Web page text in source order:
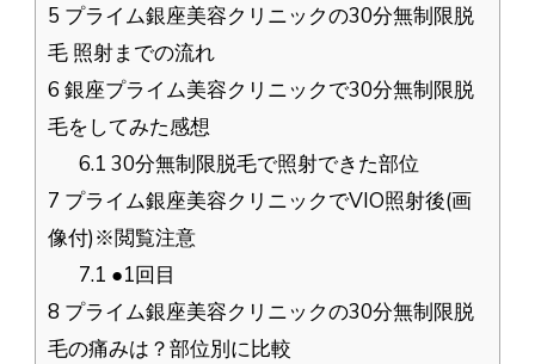
5 プライム銀座美容クリニックの30分無制限脱
毛 照射までの流れ
6 銀座プライム美容クリニックで30分無制限脱
毛をしてみた感想
6.1 30分無制限脱毛で照射できた部位
7 プライム銀座美容クリニックでVIO照射後(画
像付)※閲覧注意
7.1 ●1回目
8 プライム銀座美容クリニックの30分無制限脱
毛の痛みは？部位別に比較